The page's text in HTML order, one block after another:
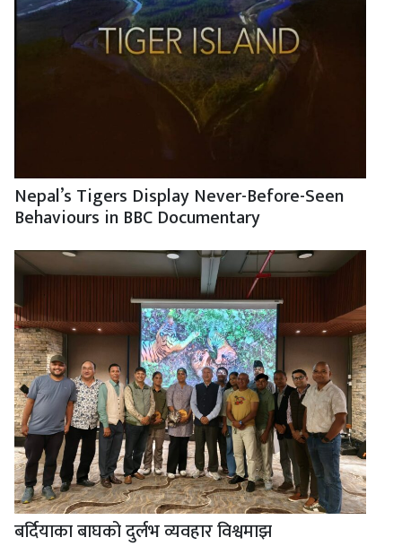
Nepal’s Tigers Display Never-Before-Seen
Behaviours in BBC Documentary
बर्दियाका बाघको दुर्लभ व्यवहार विश्वमाझ